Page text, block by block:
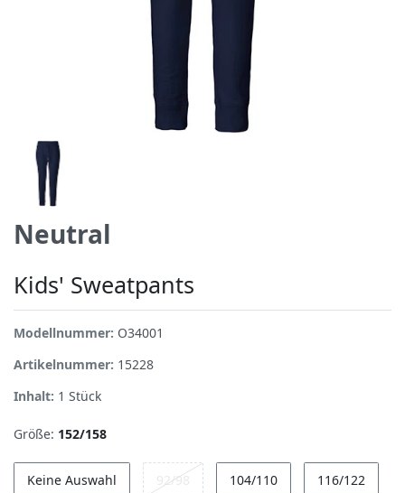
Neutral
Kids' Sweatpants
Modellnummer: O34001
Artikelnummer: 15228
Inhalt: 1 Stück
Größe: 152/158
Keine Auswahl 92/98 104/110 116/122